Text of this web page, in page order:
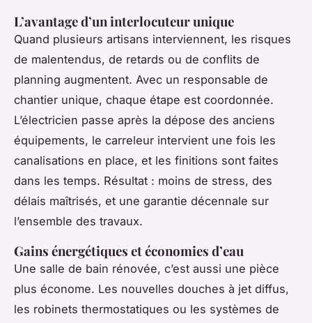
L’avantage d’un interlocuteur unique
Quand plusieurs artisans interviennent, les risques
de malentendus, de retards ou de conflits de
planning augmentent. Avec un responsable de
chantier unique, chaque étape est coordonnée.
L’électricien passe après la dépose des anciens
équipements, le carreleur intervient une fois les
canalisations en place, et les finitions sont faites
dans les temps. Résultat : moins de stress, des
délais maîtrisés, et une garantie décennale sur
l’ensemble des travaux.
Gains énergétiques et économies d’eau
Une salle de bain rénovée, c’est aussi une pièce
plus économe. Les nouvelles douches à jet diffus,
les robinets thermostatiques ou les systèmes de